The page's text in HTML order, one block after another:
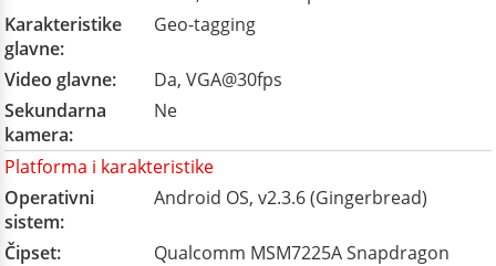
Karakteristike
glavne:
Geo-tagging
Video glavne:
Da, VGA@30fps
Sekundarna
kamera:
Ne
Platforma i karakteristike
Operativni
sistem:
Android OS, v2.3.6 (Gingerbread)
Čipset:
Qualcomm MSM7225A Snapdragon